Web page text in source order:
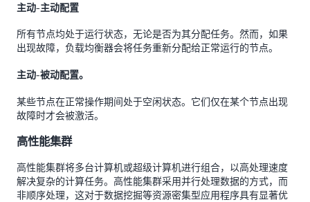
主动-主动配置
所有节点均处于运行状态，无论是否为其分配任务。然而，如果
出现故障，负载均衡器会将任务重新分配给正常运行的节点。
主动-被动配置。
某些节点在正常操作期间处于空闲状态。它们仅在某个节点出现
故障时才会被激活。
高性能集群
高性能集群将多台计算机或超级计算机进行组合，以高处理速度
解决复杂的计算任务。高性能集群采用并行处理数据的方式，而
非顺序处理，这对于数据挖掘等资源密集型应用程序具有显著优